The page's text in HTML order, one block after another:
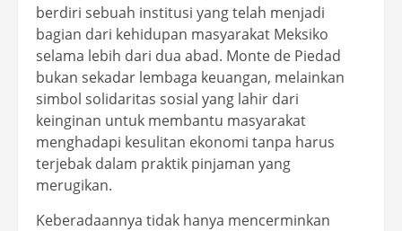
berdiri sebuah institusi yang telah menjadi
bagian dari kehidupan masyarakat Meksiko
selama lebih dari dua abad. Monte de Piedad
bukan sekadar lembaga keuangan, melainkan
simbol solidaritas sosial yang lahir dari
keinginan untuk membantu masyarakat
menghadapi kesulitan ekonomi tanpa harus
terjebak dalam praktik pinjaman yang
merugikan.
Keberadaannya tidak hanya mencerminkan